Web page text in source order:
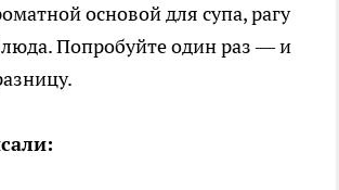
основой для супа, рагу
Попробуйте один раз — и